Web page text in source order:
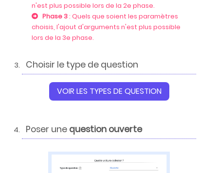
n'est plus possible lors de la 2e phase.
Phase 3: Quels que soient les paramètres
choisis, l'ajout d'arguments n'est plus possible
lors de la 3e phase.
Choisir le type de question
VOIR LES TYPES DE QUESTION
Poser une question ouverte